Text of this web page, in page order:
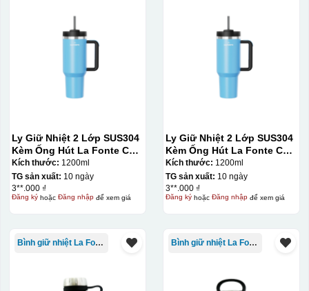
Ly Giữ Nhiệt 2 Lớp SUS304
Kèm Ống Hút La Fonte Có
Tay Cầm 1200ml
Kích thước: 1200ml
TG sản xuất: 10 ngày
3**.000 ₫
Đăng kýhoặc Đăng nhậpđể xem giá
Ly Giữ Nhiệt 2 Lớp SUS304
Kèm Ống Hút La Fonte Có
Tay Cầm 1200ml
Kích thước: 1200ml
TG sản xuất: 10 ngày
3**.000 ₫
Đăng kýhoặc Đăng nhậpđể xem giá
Bình giữ nhiệt La Fonte Bình giữ nhiệt La Fonte